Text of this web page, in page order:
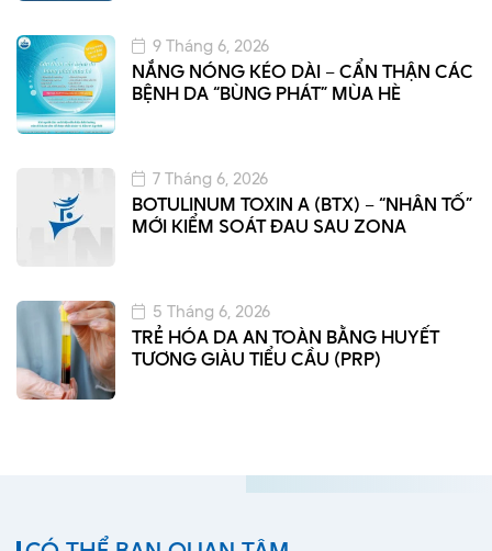
NẮNG NÓNG KÉO DÀI – CẨN THẬN CÁC
BỆNH DA “BÙNG PHÁT” MÙA HÈ
9 Tháng 6, 2026
BOTULINUM TOXIN A (BTX) – “NHÂN TỐ”
MỚI KIỂM SOÁT ĐAU SAU ZONA
7 Tháng 6, 2026
TRẺ HÓA DA AN TOÀN BẰNG HUYẾT
TƯƠNG GIÀU TIỂU CẦU (PRP)
5 Tháng 6, 2026